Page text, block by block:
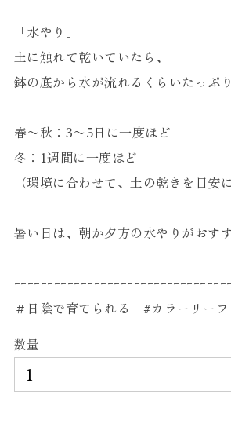
「水やり」
土に触れて乾いていたら、
鉢の底から水が流れるくらいたっぷり
春〜秋：3〜5日に一度ほど
冬：1週間に一度ほど
（環境に合わせて、土の乾きを目安に
暑い日は、朝か夕方の水やりがおす
ｰｰｰｰｰｰｰｰｰｰｰｰｰｰｰｰｰｰｰｰｰｰｰｰｰｰｰｰｰｰｰｰ
＃日陰で育てられる #カラーリーフ
数量